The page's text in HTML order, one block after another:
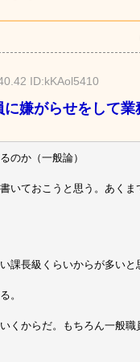
ID:kKAol5410
嫌がらせをして
のか（一般論）
いておこうと思う。あくま
課長級くらいからが多い
。
くからだ。もちろん一般